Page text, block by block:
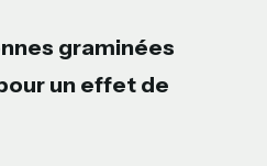
graminées
un effet de